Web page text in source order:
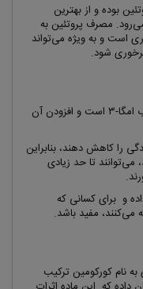
بوده و از بهترین
مصرف پروتئین به
است و به ویژه می‌تواند
شود.
ماهی سرشار از آهن، پروتئین و اسیدهای چرب امگا-۳ است و افزودن آن
درد قاعدگی را کاهش دهند، بنابراین
استفاده می‌کنند، می‌توانند تا حد زیادی
و برای کسانی که
می‌کنند، مفید باشد.
نام کورکومین ترکیب